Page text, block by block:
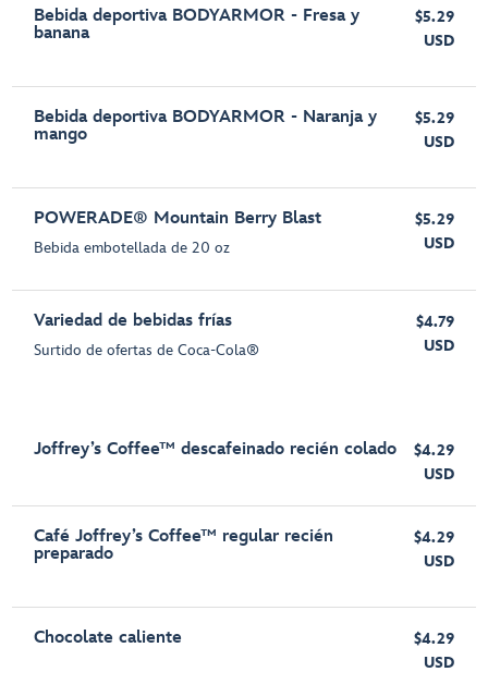
Bebida deportiva BODYARMOR - Fresa y
banana
$5.29
USD
Bebida deportiva BODYARMOR - Naranja y
mango
$5.29
USD
POWERADE® Mountain Berry Blast
Bebida embotellada de 20 oz
$5.29
USD
Variedad de bebidas frías
Surtido de ofertas de Coca-Cola®
$4.79
USD
Joffrey’s Coffee™ descafeinado recién colado
$4.29
USD
Café Joffrey’s Coffee™ regular recién
preparado
$4.29
USD
Chocolate caliente
$4.29
USD